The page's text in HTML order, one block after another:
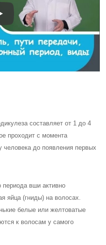
составляет от 1 до 4
проходит с момента
человека до появления первых
периода вши активно
яйца (гниды) на волосах.
белые или желтоватые
к волосам у самого